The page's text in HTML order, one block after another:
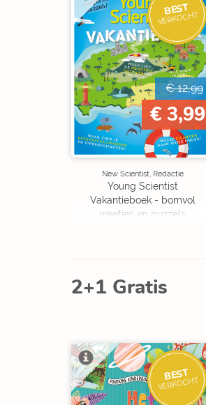
BEST
VERKOCHT
€ 12,99
€ 3,99
New Scientist, Redactie
Young Scientist
Vakantieboek - bomvol
weetjes en puzzels
2+1 Gratis
BEST
VERKOCHT